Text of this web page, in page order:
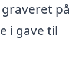
på
i gave til